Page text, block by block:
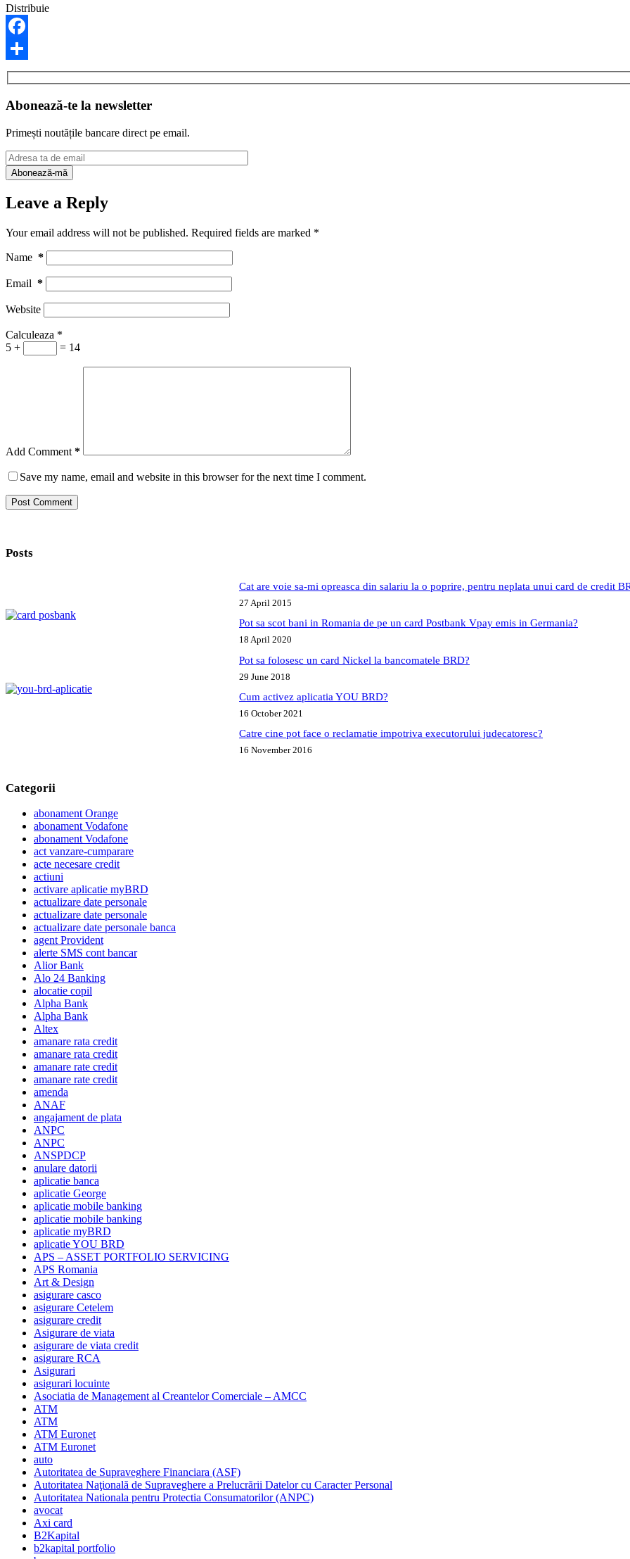
Distribuie
Facebook
Share
Abonează-te la newsletter
Primești noutățile bancare direct pe email.
Leave a Reply
Your email address will not be published. Required fields are marked *
Name *
Email *
Website
Calculeaza *
5 +
= 14
Add Comment *
Save my name, email and website in this browser for the next time I comment.
Post Comment
Posts
Cat are voie sa-mi opreasca din salariu la o poprire, pentru neplata unui card de credit
27 April 2015
Pot sa scot bani in Romania de pe un card Postbank Vpay emis in Germania?
18 April 2020
Pot sa folosesc un card Nickel la bancomatele BRD?
29 June 2018
Cum activez aplicatia YOU BRD?
16 October 2021
Catre cine pot face o reclamatie impotriva executorului judecatoresc?
16 November 2016
Categorii
abonament Orange
abonament Vodafone
abonament Vodafone
act vanzare-cumparare
acte necesare credit
actiuni
activare aplicatie myBRD
actualizare date personale
actualizare date personale
actualizare date personale banca
agent Provident
alerte SMS cont bancar
Alior Bank
Alo 24 Banking
alocatie copil
Alpha Bank
Alpha Bank
Altex
amanare rata credit
amanare rata credit
amanare rate credit
amanare rate credit
amenda
ANAF
angajament de plata
ANPC
ANPC
ANSPDCP
anulare datorii
aplicatie banca
aplicatie George
aplicatie mobile banking
aplicatie mobile banking
aplicatie myBRD
aplicatie YOU BRD
APS – ASSET PORTFOLIO SERVICING
APS Romania
Art & Design
asigurare casco
asigurare Cetelem
asigurare credit
Asigurare de viata
asigurare de viata credit
asigurare RCA
Asigurari
asigurari locuinte
Asociatia de Management al Creantelor Comerciale – AMCC
ATM
ATM
ATM Euronet
ATM Euronet
auto
Autoritatea de Supraveghere Financiara (ASF)
Autoritatea Naţională de Supraveghere a Prelucrării Datelor cu Caracter Personal
Autoritatea Nationala pentru Protectia Consumatorilor (ANPC)
avocat
Axi card
B2Kapital
b2kapital portfolio